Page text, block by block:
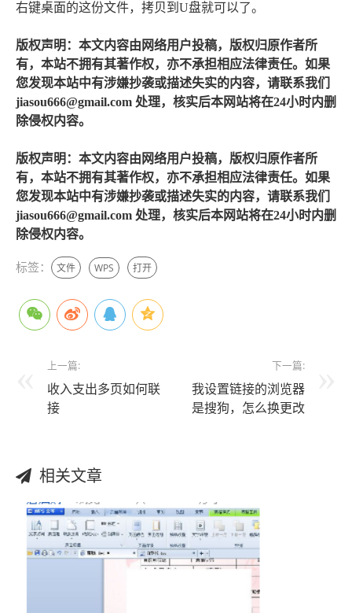
右键桌面的这份文件，拷贝到U盘就可以了。
版权声明：本文内容由网络用户投稿，版权归原作者所
有，本站不拥有其著作权，亦不承担相应法律责任。如果
您发现本站中有涉嫌抄袭或描述失实的内容，请联系我们
jiasou666@gmail.com 处理，核实后本网站将在24小时内删
除侵权内容。
版权声明：本文内容由网络用户投稿，版权归原作者所
有，本站不拥有其著作权，亦不承担相应法律责任。如果
您发现本站中有涉嫌抄袭或描述失实的内容，请联系我们
jiasou666@gmail.com 处理，核实后本网站将在24小时内删
除侵权内容。
标签： 文件 WPS 打开
上一篇:
收入支出多页如何联
接
下一篇:
我设置链接的浏览器
是搜狗，怎么换更改
相关文章